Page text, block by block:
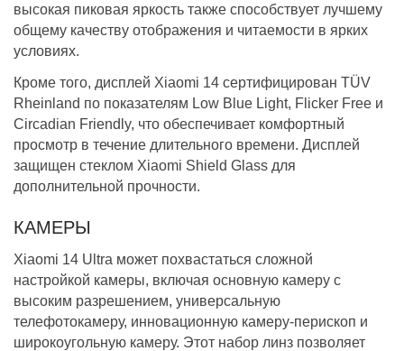
высокая пиковая яркость также способствует лучшему
общему качеству отображения и читаемости в ярких
условиях.
Кроме того, дисплей Xiaomi 14 сертифицирован TÜV
Rheinland по показателям Low Blue Light, Flicker Free и
Circadian Friendly, что обеспечивает комфортный
просмотр в течение длительного времени. Дисплей
защищен стеклом Xiaomi Shield Glass для
дополнительной прочности.
КАМЕРЫ
Xiaomi 14 Ultra может похвастаться сложной
настройкой камеры, включая основную камеру с
высоким разрешением, универсальную
телефотокамеру, инновационную камеру-перископ и
широкоугольную камеру. Этот набор линз позволяет